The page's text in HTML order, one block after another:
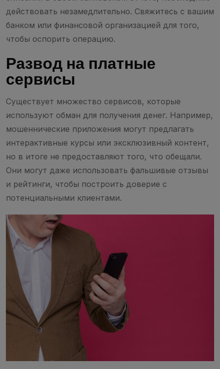
действовать незамедлительно. Свяжитесь с вашим
банком или финансовой организацией для того,
чтобы оспорить операцию.
Развод на платные
сервисы
Существует множество сервисов, которые
используют обман для получения денег. Например,
мошеннические приложения могут предлагать
интерактивные курсы или эксклюзивный контент,
но в итоге не предоставляют того, что обещали.
Они могут даже использовать фальшивые отзывы
и рейтинги, чтобы построить доверие с
потенциальными клиентами.